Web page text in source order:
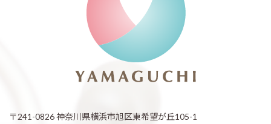
〒241-0826 神奈川県横浜市旭区東希望が丘105-1